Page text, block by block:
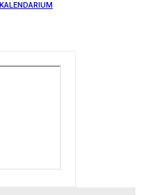
KALENDARIUM